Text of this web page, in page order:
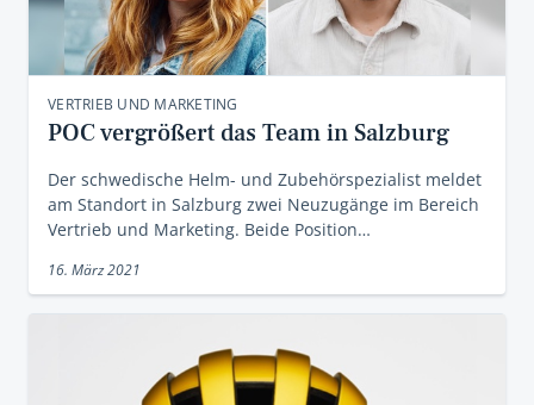
VERTRIEB UND MARKETING
POC vergrößert das Team in Salzburg
Der schwedische Helm- und Zubehörspezialist meldet
am Standort in Salzburg zwei Neuzugänge im Bereich
Vertrieb und Marketing. Beide Position…
16. März 2021